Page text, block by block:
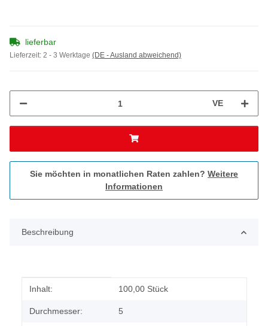
lieferbar
Lieferzeit: 2 - 3 Werktage (DE - Ausland abweichend)
VE
Sie möchten in monatlichen Raten zahlen? Weitere
Informationen
Beschreibung
Produkteigenschaft
Wert
Inhalt: 100,00 Stück
Durchmesser: 5